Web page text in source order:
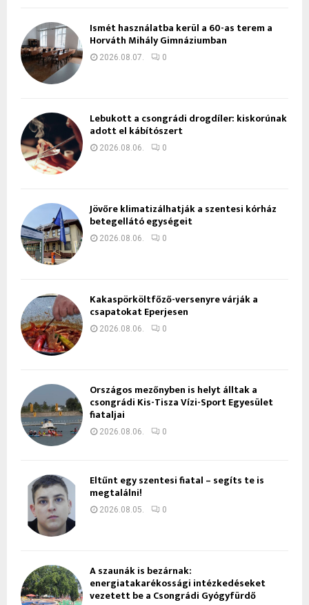
Ismét használatba kerül a 60-as terem a
Horváth Mihály Gimnáziumban
2026.08.07. 0
Lebukott a csongrádi drogdíler: kiskorúnak
adott el kábítószert
2026.08.06. 0
Jövőre klimatizálhatják a szentesi kórház
betegellátó egységeit
2026.08.06. 0
Kakaspörköltfőző-versenyre várják a
csapatokat Eperjesen
2026.08.06. 0
Országos mezőnyben is helyt álltak a
csongrádi Kis-Tisza Vízi-Sport Egyesület
fiataljai
2026.08.06. 0
Eltűnt egy szentesi fiatal – segíts te is
megtalálni!
2026.08.05. 0
A szaunák is bezárnak:
energiatakarékossági intézkedéseket
vezetett be a Csongrádi Gyógyfürdő